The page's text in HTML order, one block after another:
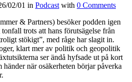
02/01 in Podcast with 0 Comments
& Partners) besöker podden igen
trots att hans förutsägelse från
stökigt”, med råge har slagit in.
klart mer av politik och geopolitik
ser ändå hyfsade ut på kort
när osäkerheten börjar påverka